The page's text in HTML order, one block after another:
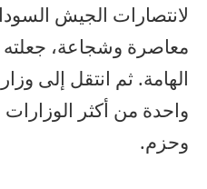
لانتصارات الجيش
معاصرة وشجاعة، جعلته
الهامة. ثم انتقل إلى
واحدة من أكثر
وحزم.